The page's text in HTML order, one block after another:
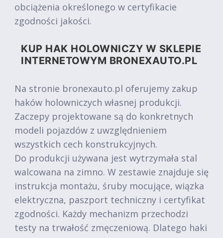
obciążenia określonego w certyfikacie
zgodności jakości.
KUP HAK HOLOWNICZY W SKLEPIE
INTERNETOWYM BRONEXAUTO.PL
Na stronie bronexauto.pl oferujemy zakup
haków holowniczych własnej produkcji.
Zaczepy projektowane są do konkretnych
modeli pojazdów z uwzględnieniem
wszystkich cech konstrukcyjnych.
Do produkcji używana jest wytrzymała stal
walcowana na zimno. W zestawie znajduje się
instrukcja montażu, śruby mocujące, wiązka
elektryczna, paszport techniczny i certyfikat
zgodności. Każdy mechanizm przechodzi
testy na trwałość zmęczeniową. Dlatego haki